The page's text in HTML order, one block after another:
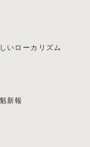
いローカリズム
新報